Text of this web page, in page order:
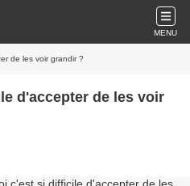
MENU
de les voir grandir ?
d'accepter de les voir